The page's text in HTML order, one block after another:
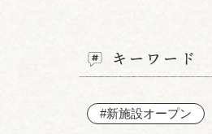
キーワード
#新施設オープン